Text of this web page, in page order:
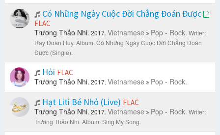
Có Những Ngày Cuộc Đời Chẳng Đoán Được
FLAC
Trương Thảo Nhi. 2017. Vietnamese Pop - Rock. Writer:
Ray Đoàn Huy. Album: Có Những Ngày Cuộc Đời Chẳng Đoán
Được (Single).
Hỏi FLAC
Trương Thảo Nhi. 2017. Vietnamese Pop - Rock.
Hạt Liti Bé Nhỏ (Live) FLAC
Trương Thảo Nhi. 2017. Vietnamese Pop - Rock. Writer:
Trương Thảo Nhi. Album: Sing My Song.